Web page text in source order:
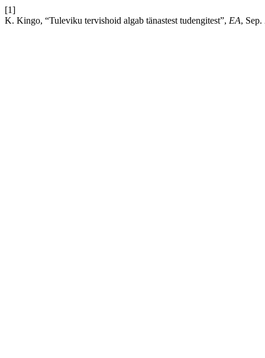
[1]
K. Kingo, “Tuleviku tervishoid algab tänastest tudengitest”, EA, Sep.